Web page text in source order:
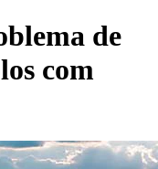
de
com